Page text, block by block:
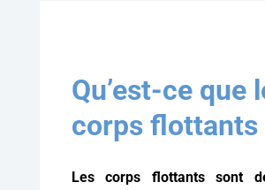
Qu’est-ce que
corps flottants
Les corps flottants sont